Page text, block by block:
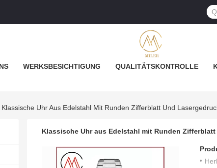
WERKSBESICHTIGUNG QUALITÄTSKONTROLLE
Klassische Uhr Aus Edelstahl Mit Runden Zifferblatt Und
Klassische Uhr aus Edelstahl mit Runden